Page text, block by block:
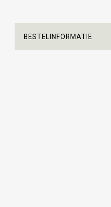
BESTELINFORMATIE